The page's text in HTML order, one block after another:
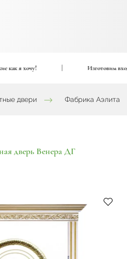
я хочу! Изготовим
двери Фабрика Аэлита
дверь Венера ДГ